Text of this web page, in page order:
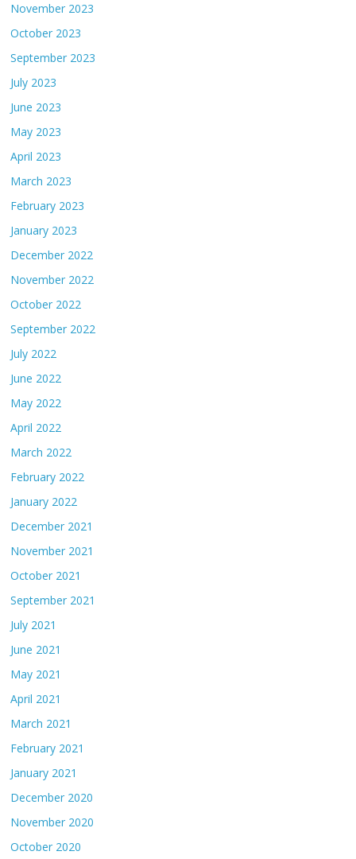
November 2023
October 2023
September 2023
July 2023
June 2023
May 2023
April 2023
March 2023
February 2023
January 2023
December 2022
November 2022
October 2022
September 2022
July 2022
June 2022
May 2022
April 2022
March 2022
February 2022
January 2022
December 2021
November 2021
October 2021
September 2021
July 2021
June 2021
May 2021
April 2021
March 2021
February 2021
January 2021
December 2020
November 2020
October 2020